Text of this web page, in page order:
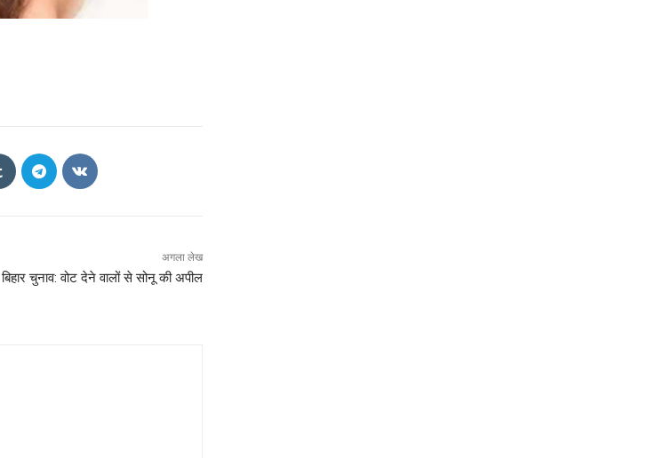
अगला लेख
बिहार चुनाव: वोट देने वालों से सोनू की अपील